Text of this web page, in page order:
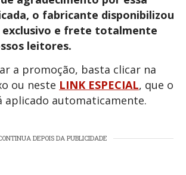
o fabricante disponibilizou
exclusivo e frete totalmente
leitores.
a promoção, basta clicar na
ou neste LINK ESPECIAL, que o
aplicado automaticamente.
DEPOIS DA PUBLICIDADE